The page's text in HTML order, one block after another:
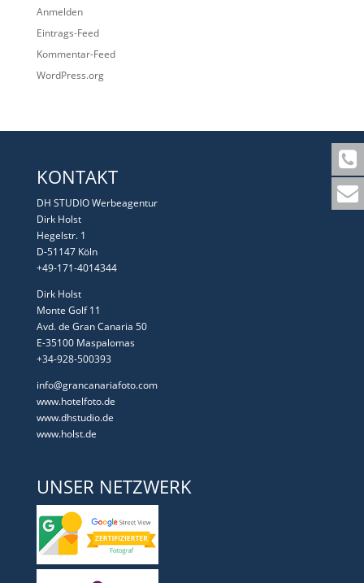
Anmelden
Eintrags-Feed
Kommentar-Feed
WordPress.org
KONTAKT
DH STUDIO Werbeagentur
Dirk Holst
Hegelstr. 1
D-51147 Köln
+49-171-4014344
Dirk Holst
Monte Golf 11
Avd. de Gran Canaria 50
E-35100 Maspalomas
+34-928-500393
info@grancanariafoto.com
www.hotelfoto.de
www.dhstudio.de
www.holst.de
UNSER NETZWERK